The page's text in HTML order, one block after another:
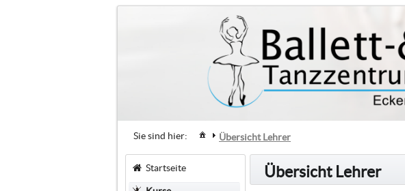
Sie sind hier: Übersicht Lehrer
Startseite Übersicht Lehrer